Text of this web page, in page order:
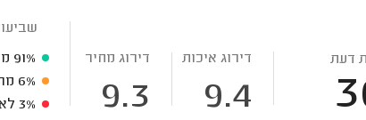
דעת דירוג איכות
9.4
דירוג מחיר
9.3
91%
6%
3%